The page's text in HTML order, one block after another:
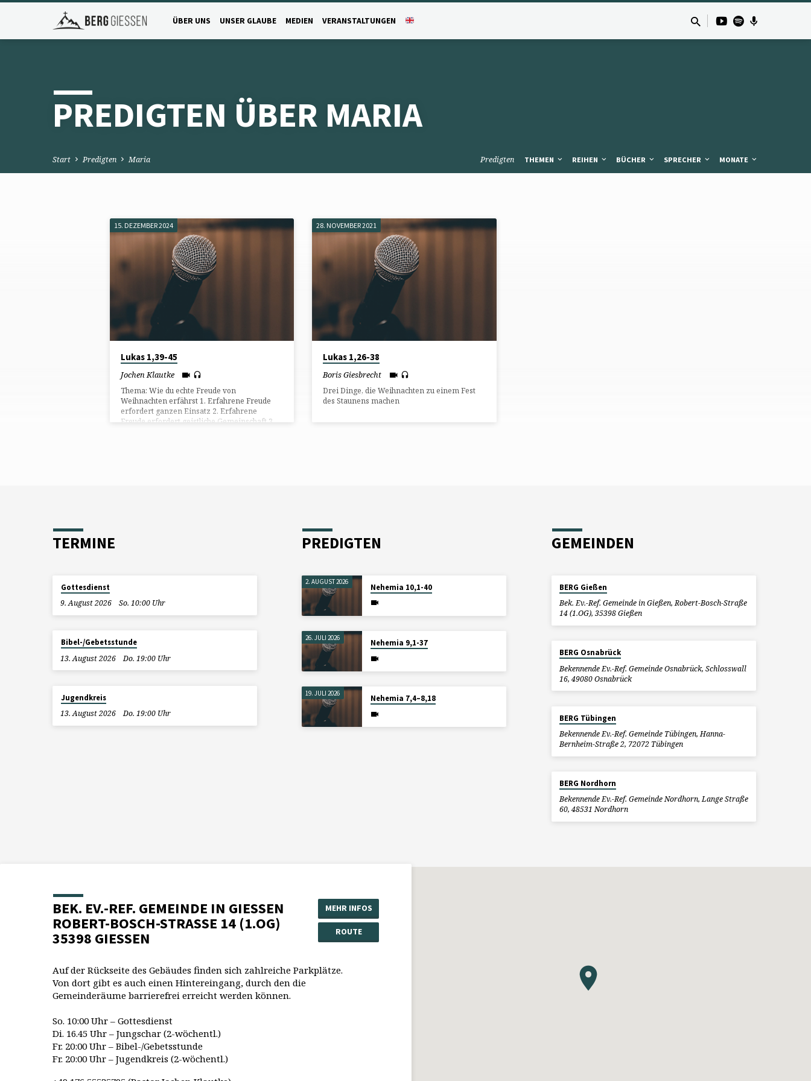
ÜBER UNS UNSER GLAUBE MEDIEN VERANSTALTUNGEN
PREDIGTEN ÜBER MARIA
Start Predigten Maria Predigten THEMEN REIHEN BÜCHER SPRECHER MONATE
PREDIGTEN
ÜBER
MARIA
15. DEZEMBER 2024
Lukas 1,39-45
Jochen Klautke
Thema: Wie du echte Freude von
Weihnachten erfährst 1. Erfahrene Freude
erfordert ganzen Einsatz 2. Erfahrene
Freude erfordert geistliche Gemeinschaft 3.
28. NOVEMBER 2021
Lukas 1,26-38
Boris Giesbrecht
Drei Dinge, die Weihnachten zu einem Fest
des Staunens machen
TERMINE
Gottesdienst
9. August 2026
So. 10:00 Uhr
Bibel-/Gebetsstunde
13. August 2026
Do. 19:00 Uhr
Jugendkreis
13. August 2026
Do. 19:00 Uhr
PREDIGTEN
2. AUGUST 2026
Nehemia 10,1-40
26. JULI 2026
Nehemia 9,1-37
19. JULI 2026
Nehemia 7,4–8,18
GEMEINDEN
BERG Gießen
Bek. Ev.-Ref. Gemeinde in Gießen, Robert-Bosch-Straße
14 (1.OG), 35398 Gießen
BERG Osnabrück
Bekennende Ev.-Ref. Gemeinde Osnabrück, Schlosswall
16, 49080 Osnabrück
BERG Tübingen
Bekennende Ev.-Ref. Gemeinde Tübingen, Hanna-
Bernheim-Straße 2, 72072 Tübingen
BERG Nordhorn
Bekennende Ev.-Ref. Gemeinde Nordhorn, Lange Straße
60, 48531 Nordhorn
BEK. EV.-REF. GEMEINDE IN GIESSEN
ROBERT-BOSCH-STRASSE 14 (1.OG)
35398 GIESSEN
MEHR INFOS
ROUTE
Auf der Rückseite des Gebäudes finden sich zahlreiche Parkplätze.
Von dort gibt es auch einen Hintereingang, durch den die
Gemeinderäume barrierefrei erreicht werden können.
So. 10:00 Uhr – Gottesdienst
Di. 16.45 Uhr – Jungschar (2-wöchentl.)
Fr. 20:00 Uhr – Bibel-/Gebetsstunde
Fr. 20:00 Uhr – Jugendkreis (2-wöchentl.)